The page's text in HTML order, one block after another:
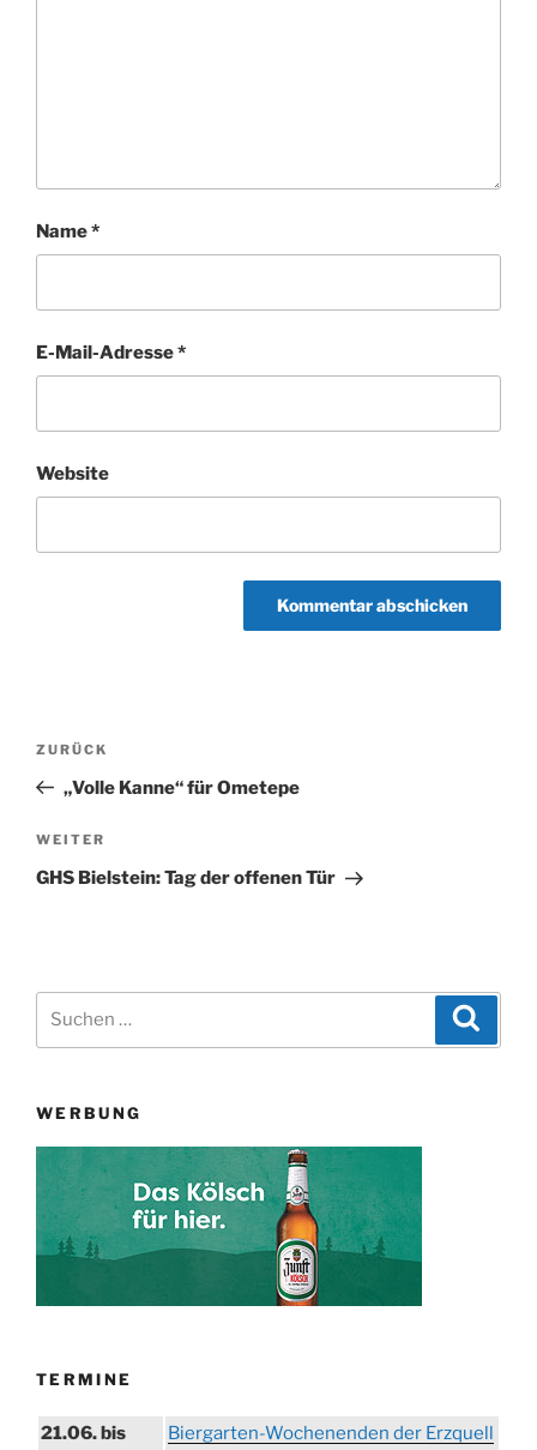
Name*
E-Mail-Adresse*
Website
Beitragsnavigation
Vorheriger
Beitrag
ZURÜCK
„Volle Kanne“ für Ometepe
Nächster
Beitrag
WEITER
GHS Bielstein: Tag der offenen Tür
WERBUNG
TERMINE
21.06. bis Biergarten-Wochenenden der Erzquell